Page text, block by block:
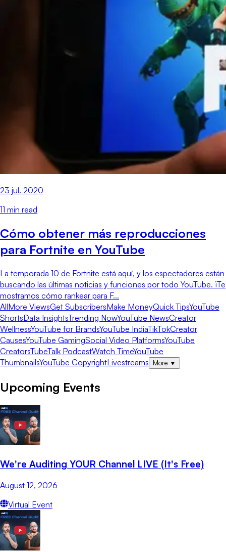
23 jul. 2020
11 min read
Cómo obtener más reproducciones
para Fortnite en YouTube
La temporada 10 de Fortnite está aquí, y los espectadores están
buscando las últimas noticias y funciones por todo YouTube. ¡Te
mostramos cómo rankear para F...
AllMore ViewsGet SubscribersMake MoneyQuick TipsYouTube
ShortsData InsightsTrending NowYouTube NewsCreator
WellnessYouTube for BrandsYouTube IndiaTikTokCreator
CausesYouTube GamingSocial Video PlatformsYouTube
CreatorsTubeTalk PodcastWatch TimeYouTube
ThumbnailsYouTube CopyrightLivestreams More ▼
Upcoming Events
We're Auditing YOUR Channel LIVE (It's Free)
August 12, 2026
Virtual Event